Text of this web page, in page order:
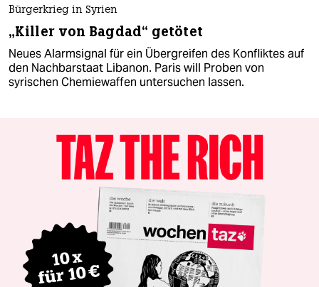
Bürgerkrieg in Syrien
„Killer von Bagdad“ getötet
Neues Alarmsignal für ein Übergreifen des Konfliktes auf
den Nachbarstaat Libanon. Paris will Proben von
syrischen Chemiewaffen untersuchen lassen.